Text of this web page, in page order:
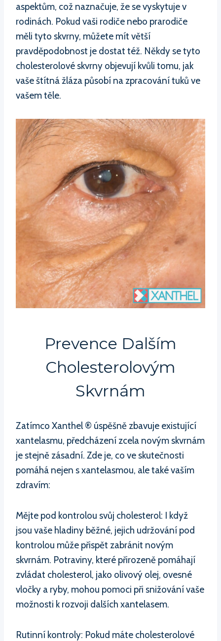
aspektům, což naznačuje, že se vyskytuje v
rodinách. Pokud vaši rodiče nebo prarodiče
měli tyto skvrny, můžete mít větší
pravděpodobnost je dostat též. Někdy se tyto
cholesterolové skvrny objevují kvůli tomu, jak
vaše štítná žláza působí na zpracování tuků ve
vašem těle.
Prevence Dalším
Cholesterolovým
Skvrnám
Zatímco Xanthel ® úspěšně zbavuje existující
xantelasmu, předcházení zcela novým skvrnám
je stejně zásadní. Zde je, co ve skutečnosti
pomáhá nejen s xantelasmou, ale také vaším
zdravím:
Mějte pod kontrolou svůj cholesterol: I když
jsou vaše hladiny běžné, jejich udržování pod
kontrolou může přispět zabránit novým
skvrnám. Potraviny, které přirozeně pomáhají
zvládat cholesterol, jako olivový olej, ovesné
vločky a ryby, mohou pomoci při snižování vaše
možnosti k rozvoji dalších xantelasem.
Rutinní kontroly: Pokud máte cholesterolové